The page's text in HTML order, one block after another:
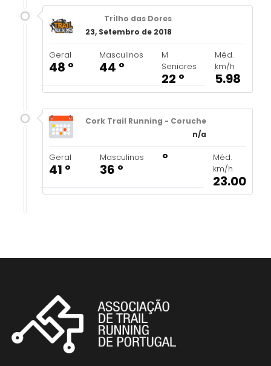
Trilho das Dores
23, Setembro de 2018
Geral
48 º
Masculinos
44 º
M
Seniores
22 º
Méd.
km/h
5.98
Cork Trail Running - Coruche
n/a
Geral
41 º
Masculinos
36 º
º
Méd.
km/h
23.00